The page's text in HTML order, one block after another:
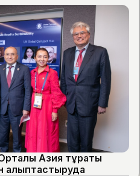
Азия тұрақты